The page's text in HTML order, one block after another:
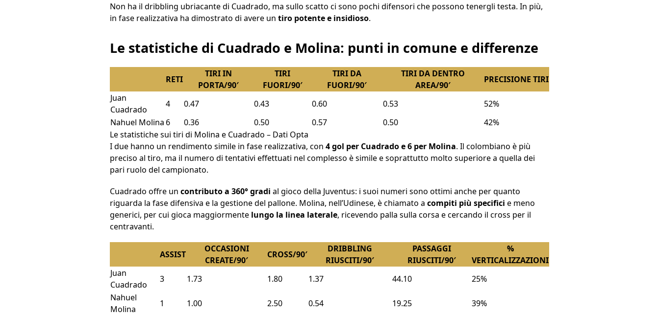
Non ha il dribbling ubriacante di Cuadrado, ma sullo scatto ci sono pochi difensori che possono tenergli testa. In più,
in fase realizzativa ha dimostrato di avere un tiro potente e insidioso.
Le statistiche di Cuadrado e Molina: punti in comune e differenze
RETI
TIRI IN
PORTA/90′
TIRI
FUORI/90′
TIRI DA
FUORI/90′
TIRI DA DENTRO
AREA/90′
PRECISIONE TIRI
Juan
Cuadrado
4 0.47 0.43 0.60 0.53
52%
Nahuel Molina 6 0.36 0.50 0.57 0.50
42%
Le statistiche sui tiri di Molina e Cuadrado – Dati Opta
I due hanno un rendimento simile in fase realizzativa, con 4 gol per Cuadrado e 6 per Molina. Il colombiano è più
preciso al tiro, ma il numero di tentativi effettuati nel complesso è simile e soprattutto molto superiore a quella dei
pari ruolo del campionato.
Cuadrado offre un contributo a 360° gradi al gioco della Juventus: i suoi numeri sono ottimi anche per quanto
riguarda la fase difensiva e la gestione del pallone. Molina, nell’Udinese, è chiamato a compiti più specifici e meno
generici, per cui gioca maggiormente lungo la linea laterale, ricevendo palla sulla corsa e cercando il cross per il
centravanti.
ASSIST
OCCASIONI
CREATE/90′
CROSS/90′
DRIBBLING
RIUSCITI/90′
PASSAGGI
RIUSCITI/90′
%
VERTICALIZZAZIONI
Juan
Cuadrado
3 1.73 1.80 1.37 44.10
25%
Nahuel
Molina
1 1.00 2.50 0.54 19.25
39%